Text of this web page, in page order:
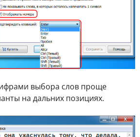
выбора слов проще
на дальних позициях.